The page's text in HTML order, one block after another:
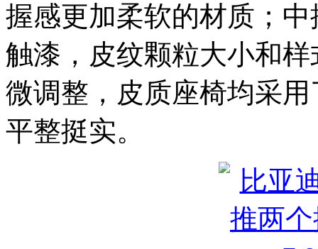
握感更加柔软的材质；
触漆，皮纹颗粒大小和
微调整，皮质座椅均采
平整挺实。